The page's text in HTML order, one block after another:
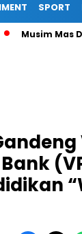
SPORT
Mas